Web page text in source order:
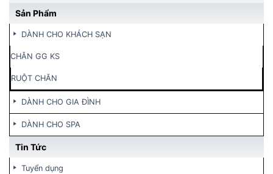
Sản Phẩm
DÀNH CHO KHÁCH SẠN
CHĂN GG KS
RUỘT CHĂN
DÀNH CHO GIA ĐÌNH
DÀNH CHO SPA
Tin Tức
Tuyển dụng